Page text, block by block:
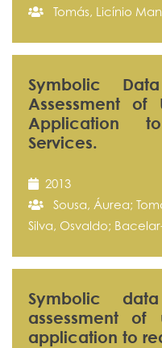
Tomás, Licínio
Symbolic
Assessment of
Application
Services.
2013
Sousa, Áurea;
Silva, Osvaldo;
Symbolic
assessment of
application to